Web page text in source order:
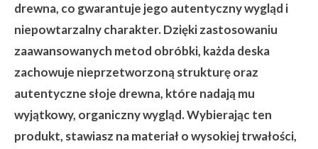
drewna, co gwarantuje jego autentyczny wygląd i
niepowtarzalny charakter. Dzięki zastosowaniu
zaawansowanych metod obróbki, każda deska
zachowuje nieprzetworzoną strukturę oraz
autentyczne słoje drewna, które nadają mu
wyjątkowy, organiczny wygląd. Wybierając ten
produkt, stawiasz na materiał o wysokiej trwałości,